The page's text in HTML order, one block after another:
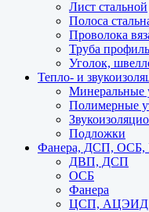
Лист стальной
Полоса
Проволока
Труба
Уголок,
Тепло- и
Минеральные
Полимерные
Подложки
Фанера, ДСП,
ДВП, ДСП
ОСБ
Фанера
ЦСП, АЦЭИД